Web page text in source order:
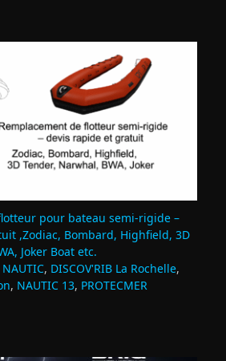
pour bateau semi‑rigide –
,Zodiac, Bombard, Highfield, 3D
Joker Boat etc.
NAUTIC, DISCOV'RIB La Rochelle,
, NAUTIC 13, PROTECMER